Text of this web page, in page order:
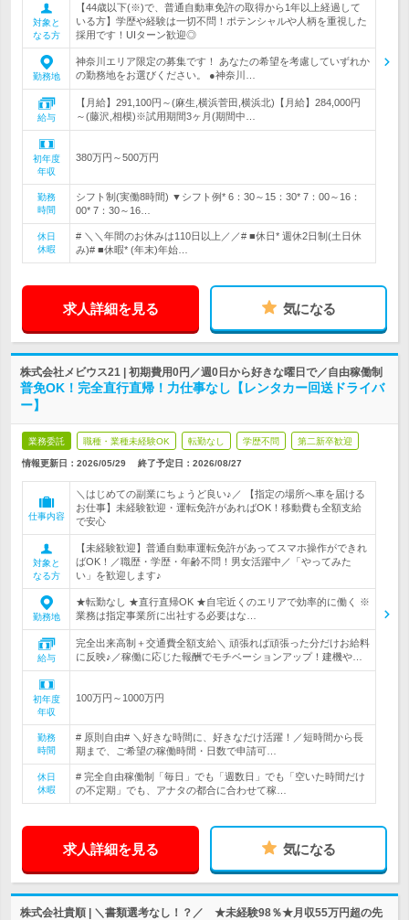
対象と
なる方
【44歳以下(※)で、普通自動車免許の取得から1年以上経過して
いる方】学歴や経験は一切不問！ポテンシャルや人柄を重視した
採用です！UIターン歓迎◎
勤務地
神奈川エリア限定の募集です！ あなたの希望を考慮していずれか
の勤務地をお選びください。 ●神奈川…
給与
【月給】291,100円～(麻生,横浜菅田,横浜北)【月給】284,000円
～(藤沢,相模)※試用期間3ヶ月(期間中…
初年度
年収
380万円～500万円
勤務
時間
シフト制(実働8時間) ▼シフト例* 6：30～15：30* 7：00～16：
00* 7：30～16…
休日
休暇
# ＼＼年間のお休みは110日以上／／# ■休日* 週休2日制(土日休
み)# ■休暇* (年末)年始…
求人詳細を見る 気になる
株式会社メビウス21 | 初期費用0円／週0日から好きな曜日で／自由稼働制
普免OK！完全直行直帰！力仕事なし【レンタカー回送ドライバ
ー】
業務委託 職種・業種未経験OK 転勤なし 学歴不問 第二新卒歓迎
情報更新日：2026/05/29 終了予定日： 2026/08/27
仕事内容
＼はじめての副業にちょうど良い♪／ 【指定の場所へ車を届ける
お仕事】未経験歓迎・運転免許があればOK！移動費も全額支給
で安心
対象と
なる方
【未経験歓迎】普通自動車運転免許があってスマホ操作ができれ
ばOK！／職歴・学歴・年齢不問！男女活躍中／「やってみた
い」を歓迎します♪
勤務地
★転勤なし ★直行直帰OK ★自宅近くのエリアで効率的に働く ※
業務は指定事業所に出社する必要はな…
給与
完全出来高制＋交通費全額支給＼ 頑張れば頑張った分だけお給料
に反映♪／稼働に応じた報酬でモチベーションアップ！建機や…
初年度
年収
100万円～1000万円
勤務
時間
# 原則自由# ＼好きな時間に、好きなだけ活躍！／短時間から長
期まで、ご希望の稼働時間・日数で申請可…
休日
休暇
# 完全自由稼働制「毎日」でも「週数日」でも「空いた時間だけ
の不定期」でも、アナタの都合に合わせて稼…
求人詳細を見る 気になる
株式会社貴順 | ＼書類選考なし！？／ ★未経験98％★月収55万円超の先